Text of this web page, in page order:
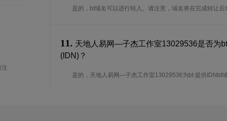
是的，bt域名可以进行转入。请注意，域名将在完成转让后
11. 天地人易网—子杰工作室13029536是否为
(IDN)？
是的，天地人易网—子杰工作室13029536为bt 提供IDNbt域